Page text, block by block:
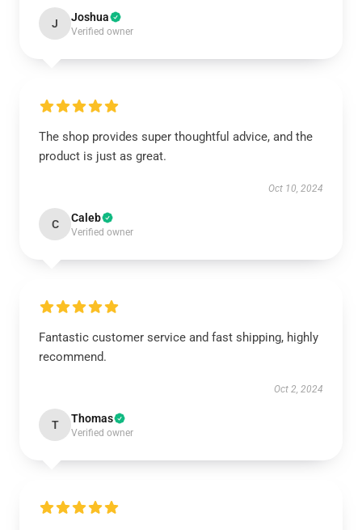
J Joshua
Verified owner
The shop provides super thoughtful advice, and the
product is just as great.
Oct 10, 2024
C Caleb
Verified owner
Fantastic customer service and fast shipping, highly
recommend.
Oct 2, 2024
T Thomas
Verified owner